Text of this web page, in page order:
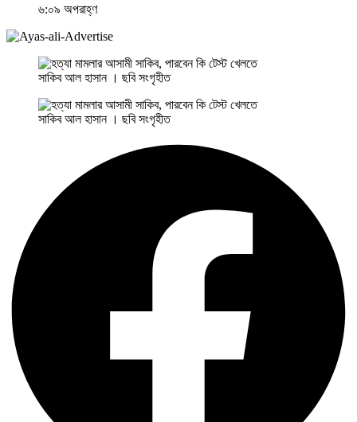
৬:০৯ অপরাহ্ণ
সাকিব আল হাসান । ছবি সংগৃহীত
সাকিব আল হাসান । ছবি সংগৃহীত